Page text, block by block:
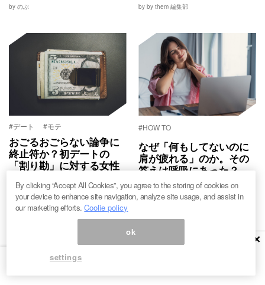
by のぶ by by them 編集部
#デート #モテ
おごるおごらない論争に
終止符か？初デートの
「割り勘」に対する女性
by 赤池リカ
#HOW TO
なぜ「何もしてないのに
肩が疲れる」のか。その
答えは呼吸にあった？
by 吉田一也
×
By clicking “Accept All Cookies”, you agree to the storing of cookies on
your device to enhance site navigation, analyze site usage, and assist in
our marketing efforts.Coolie policy
ok
settings